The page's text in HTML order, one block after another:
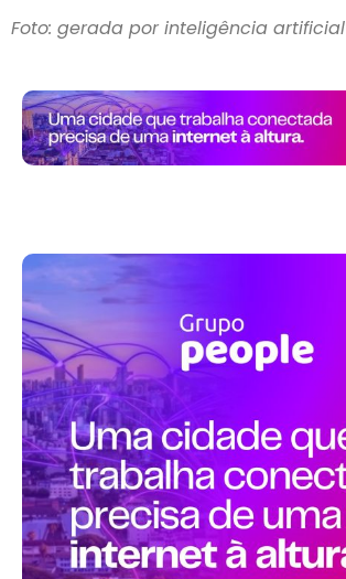
Foto: gerada por inteligência artificial